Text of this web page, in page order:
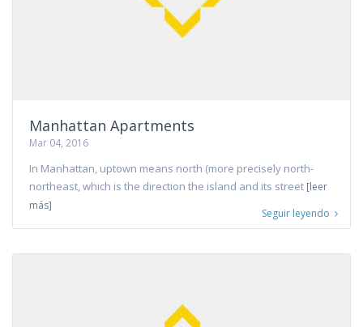
Manhattan Apartments
Mar 04, 2016
In Manhattan, uptown means north (more precisely north-
northeast, which is the direction the island and its street [leer
más]
Seguir leyendo